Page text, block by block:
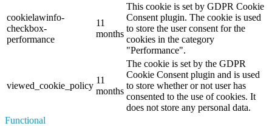
cookielawinfo-
checkbox-
performance
11
months
This cookie is set by GDPR Cookie
Consent plugin. The cookie is used
to store the user consent for the
cookies in the category
"Performance".
viewed_cookie_policy
11
months
The cookie is set by the GDPR
Cookie Consent plugin and is used
to store whether or not user has
consented to the use of cookies. It
does not store any personal data.
Functional